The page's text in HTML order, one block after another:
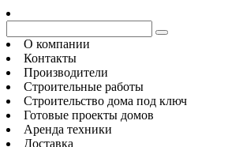
О компании
Контакты
Производители
Строительные работы
Строительство дома под ключ
Готовые проекты домов
Аренда техники
Доставка